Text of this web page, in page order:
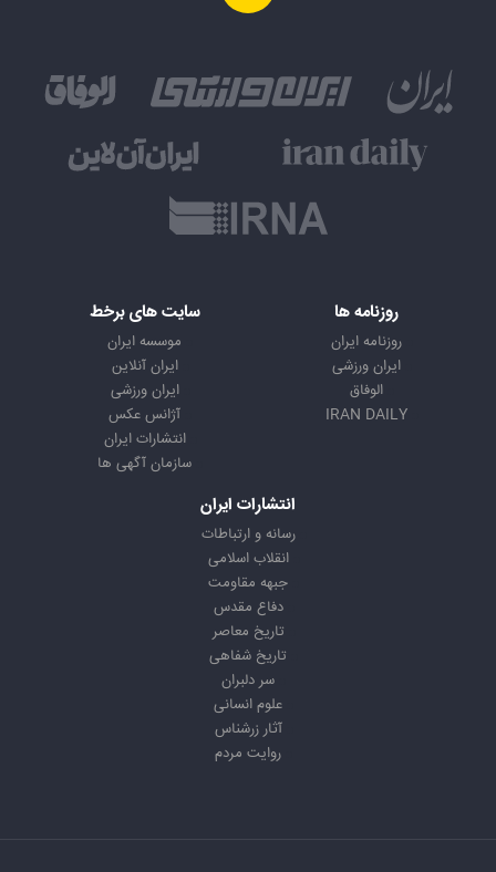
روزنامه ها
روزنامه ایران
ایران ورزشی
الوفاق
IRAN DAILY
سایت های برخط
موسسه ایران
ایران آنلاین
ایران ورزشی
آژانس عکس
انتشارات ایران
سازمان آگهی ها
انتشارات ایران
رسانه و ارتباطات
انقلاب اسلامی
جبهه مقاومت
دفاع مقدس
تاریخ معاصر
تاریخ شفاهی
سر دلبران
علوم انسانی
آثار زرشناس
روایت مردم